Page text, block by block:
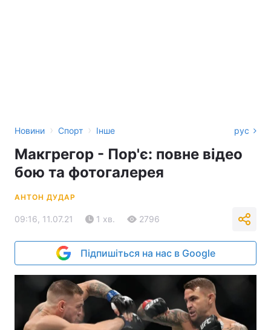
Новини › Спорт › Інше рус
Макгрегор - Пор'є: повне відео
бою та фотогалерея
АНТОН ДУДАР
09:16, 11.07.21 1 хв. 2796
Підпишіться на нас в Google